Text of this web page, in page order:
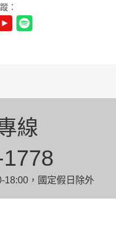
：
線
18:00，國定假日除外